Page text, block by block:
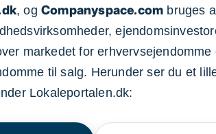
, og Companyspace.com bruges
markedet for erhvervsejendomme
til salg. Herunder ser du et
Lokaleportalen.dk: